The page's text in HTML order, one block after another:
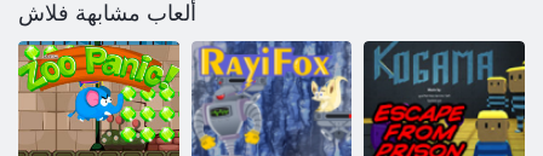
ألعاب مشابهة فلاش